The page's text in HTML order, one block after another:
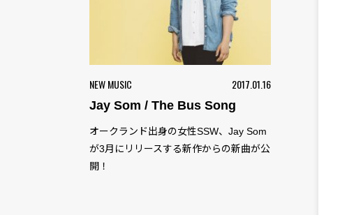
NEW MUSIC 2017.01.16
Jay Som / The Bus Song
オークランド出身の女性SSW、Jay Som
が3月にリリースする新作からの新曲が公
開！